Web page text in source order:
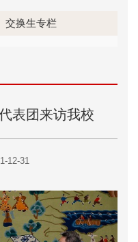
交换生专栏
表团来访我校
12-31